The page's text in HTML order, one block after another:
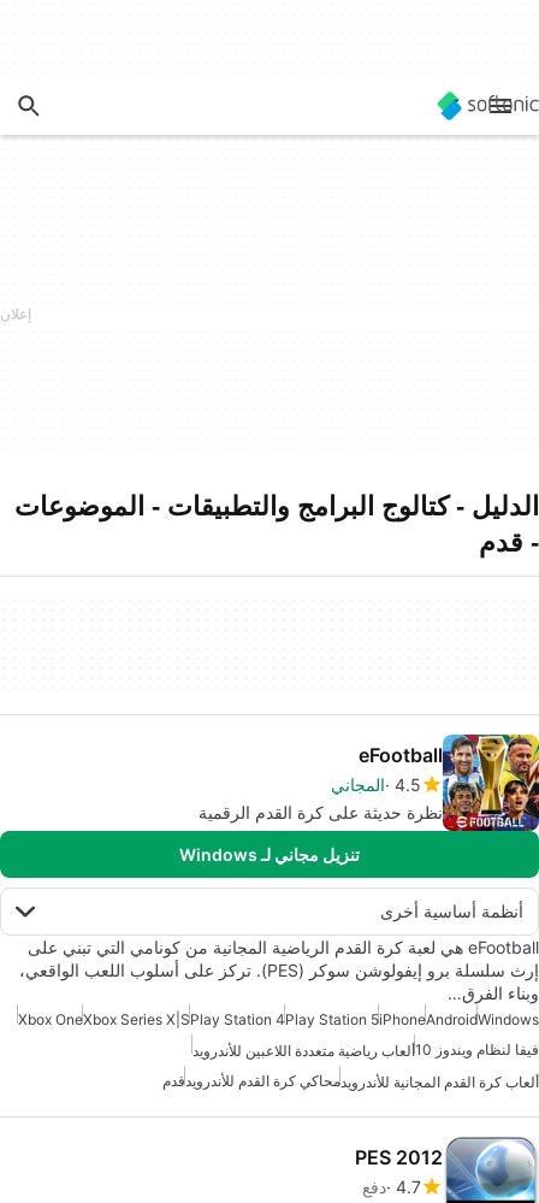
الدليل - كتالوج البرامج والتطبيقات - الموضوعات
- قدم
eFootball
4.5 المجاني
نظرة حديثة على كرة القدم الرقمية
تنزيل مجاني لـ Windows
أنظمة أساسية أخرى
eFootball هي لعبة كرة القدم الرياضية المجانية من كونامي التي تبني على
إرث سلسلة برو إيفولوشن سوكر (PES). تركز على أسلوب اللعب الواقعي،
وبناء الفرق…
Windows
Android
iPhone
Play Station 5
Play Station 4
Xbox Series X|S
Xbox One
فيفا لنظام ويندوز 10
ألعاب رياضية متعددة اللاعبين للأندرويد
ألعاب كرة القدم المجانية للأندرويدمحاكي كرة القدم للأندرويدقدم
PES 2012
4.7 دفع